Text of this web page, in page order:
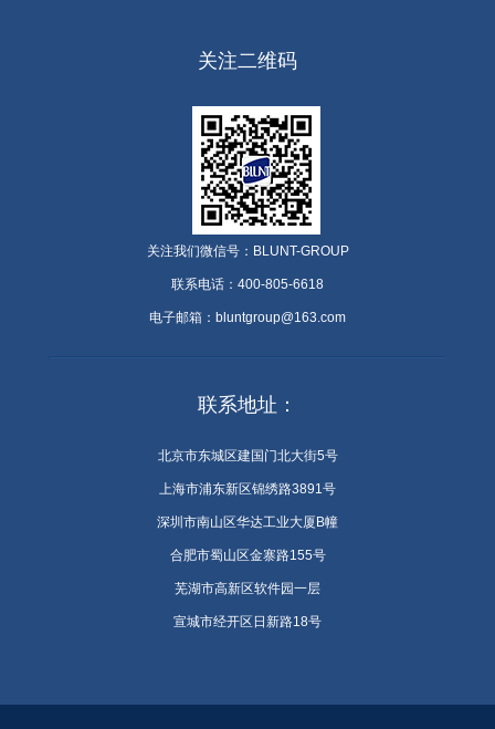
关注二维码
关注我们微信号：BLUNT-GROUP
联系电话：400-805-6618
电子邮箱：bluntgroup@163.com
联系地址：
北京市东城区建国门北大街5号
上海市浦东新区锦绣路3891号
深圳市南山区华达工业大厦B幢
合肥市蜀山区金寨路155号
芜湖市高新区软件园一层
宣城市经开区日新路18号